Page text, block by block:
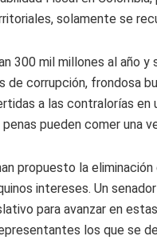
solamente se
300 mil millones al año y
de corrupción, frondosa
a las contralorías en
pueden comer una
propuesto la
intereses. Un
para avanzar en
los que se